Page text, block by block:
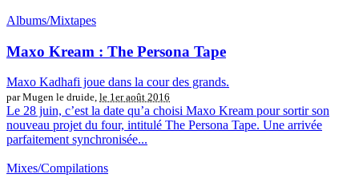
Albums/Mixtapes
Maxo Kream : The Persona Tape
Maxo Kadhafi joue dans la cour des grands.
par Mugen le druide, le 1er août 2016
Le 28 juin, c’est la date qu’a choisi Maxo Kream pour sortir son
nouveau projet du four, intitulé The Persona Tape. Une arrivée
parfaitement synchronisée...
Mixes/Compilations